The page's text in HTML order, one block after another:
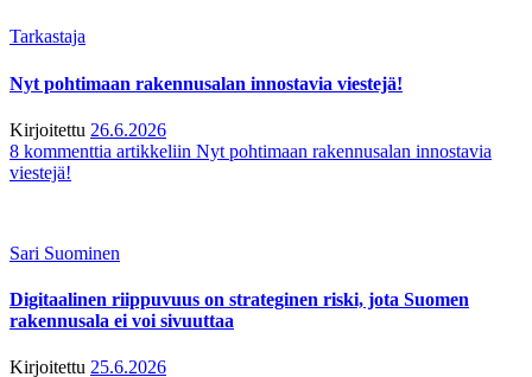
Tarkastaja
Nyt pohtimaan rakennusalan innostavia viestejä!
Kirjoitettu 26.6.2026
8 kommenttia artikkeliin Nyt pohtimaan rakennusalan innostavia
viestejä!
Sari Suominen
Digitaalinen riippuvuus on strateginen riski, jota Suomen
rakennusala ei voi sivuuttaa
Kirjoitettu 25.6.2026